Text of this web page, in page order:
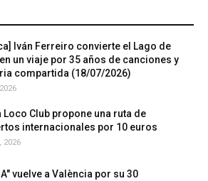
Iván Ferreiro convierte el Lago de
un viaje por 35 años de canciones y
compartida (18/07/2026)
Loco Club propone una ruta de
internacionales por 10 euros
2026
vuelve a València por su 30